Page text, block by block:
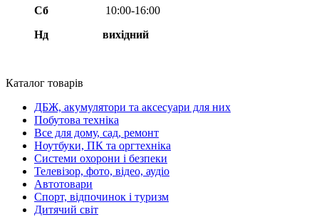
Сб
10:00-16:00
Нд вихідний
Каталог товарів
ДБЖ, акумулятори та аксесуари для них
Побутова техніка
Все для дому, сад, ремонт
Ноутбуки, ПК та оргтехніка
Системи охорони і безпеки
Телевізор, фото, відео, аудіо
Автотовари
Спорт, відпочинок і туризм
Дитячий світ